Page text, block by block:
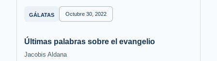
GÁLATAS Octubre 30, 2022
Últimas palabras sobre el evangelio
Jacobis Aldana